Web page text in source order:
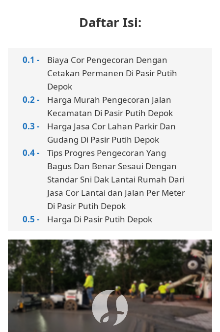
Daftar Isi:
Biaya Cor Pengecoran Dengan
Cetakan Permanen Di Pasir Putih
Depok
Harga Murah Pengecoran Jalan
Kecamatan Di Pasir Putih Depok
Harga Jasa Cor Lahan Parkir Dan
Gudang Di Pasir Putih Depok
Tips Progres Pengecoran Yang
Bagus Dan Benar Sesaui Dengan
Standar Sni Dak Lantai Rumah Dari
Jasa Cor Lantai dan Jalan Per Meter
Di Pasir Putih Depok
Harga Di Pasir Putih Depok